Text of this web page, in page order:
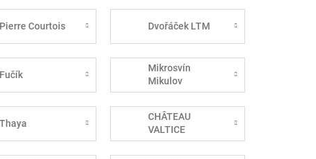
Pierre Courtois Dvořáček LTM
Fučík
Mikrosvín
Mikulov
Thaya
CHÂTEAU
VALTICE